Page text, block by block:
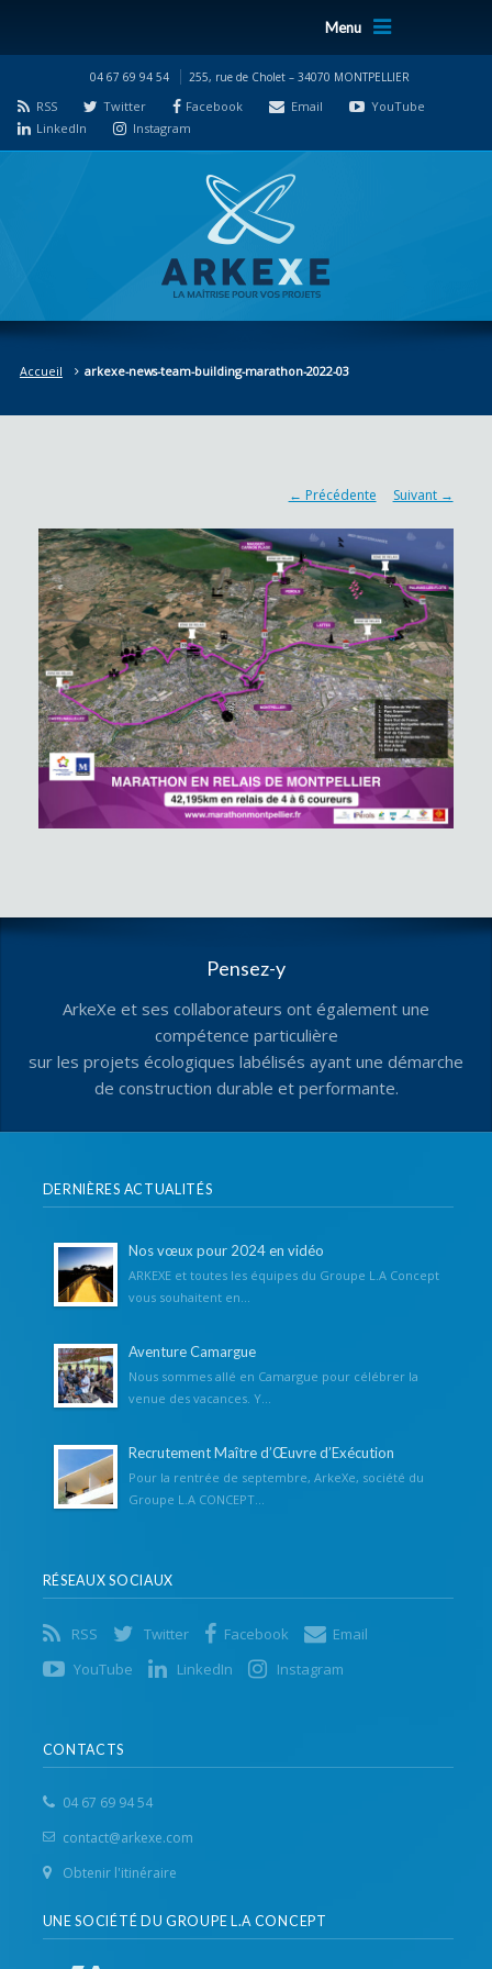
Menu
04 67 69 94 54 255, rue de Cholet – 34070 MONTPELLIER
RSS Twitter Facebook Email
YouTube
LinkedIn
Instagram
Accueil arkexe-news-team-building-marathon-2022-03
← Précédente Suivant →
Pensez-y
ArkeXe et ses collaborateurs ont également une
compétence particulière
sur les projets écologiques labélisés ayant une démarche
de construction durable et performante.
DERNIÈRES ACTUALITÉS
Nos vœux pour 2024 en vidéo
ARKEXE et toutes les équipes du Groupe L.A Concept
vous souhaitent en...
Aventure Camargue
Nous sommes allé en Camargue pour célébrer la
venue des vacances. Y...
Recrutement Maître d’Œuvre d’Exécution
Pour la rentrée de septembre, ArkeXe, société du
Groupe L.A CONCEPT...
RÉSEAUX SOCIAUX
RSS Twitter Facebook
Email
YouTube
LinkedIn Instagram
CONTACTS
04 67 69 94 54
contact@arkexe.com
Obtenir l'itinéraire
UNE SOCIÉTÉ DU GROUPE L.A CONCEPT